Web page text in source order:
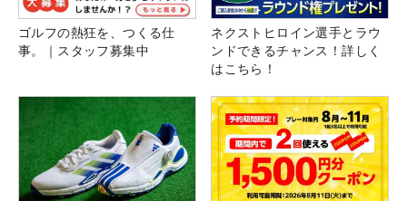
ゴルフの熱狂を、つくる仕
事。｜スタッフ募集中
ネクストヒロイン選手とラウ
ンドできるチャンス！詳しく
はこちら！